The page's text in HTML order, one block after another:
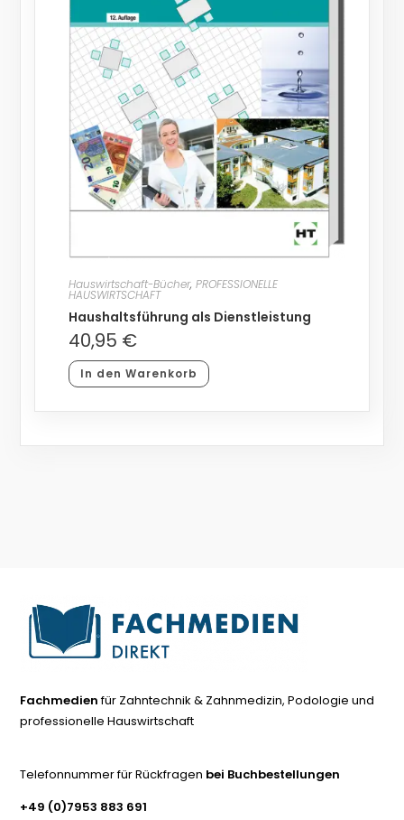
Hauswirtschaft-Bücher, PROFESSIONELLE
HAUSWIRTSCHAFT
Haushaltsführung als Dienstleistung
40,95 €
In den Warenkorb
Fachmedienfür Zahntechnik & Zahnmedizin, Podologie und
professionelle Hauswirtschaft
Telefonnummer für Rückfragen bei Buchbestellungen
+49 (0)7953 883 691